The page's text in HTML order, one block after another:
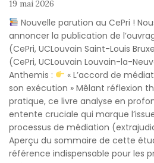
19 mai 2026
Nouvelle parution au CePri !
annoncer la publication de
(CePri, UCLouvain Saint-Louis
(CePri, UCLouvain Louvain-la-
Anthemis :
« L’accord de
son exécution » Mêlant réflexion
pratique, ce livre analyse en
entente cruciale qui marque l’issue
processus de médiation
Aperçu du sommaire de cette
référence indispensable pour les